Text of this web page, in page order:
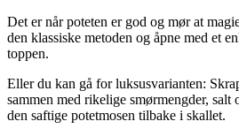
Det er når poteten er god og mør at
den klassiske metoden og åpne med et
toppen.
Eller du kan gå for luksusvarianten:
sammen med rikelige smørmengder, salt
den saftige potetmosen tilbake i skallet.